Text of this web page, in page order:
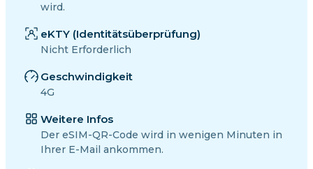
wird.
eKTY (Identitätsüberprüfung)
Nicht Erforderlich
Geschwindigkeit
4G
Weitere Infos
Der eSIM-QR-Code wird in wenigen Minuten in
Ihrer E-Mail ankommen.